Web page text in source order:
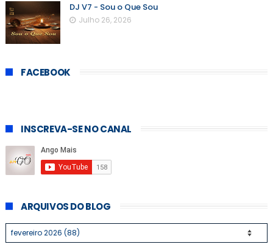
DJ V7 - Sou o Que Sou
Julho 26, 2026
FACEBOOK
INSCREVA-SE NO CANAL
ARQUIVOS DO BLOG